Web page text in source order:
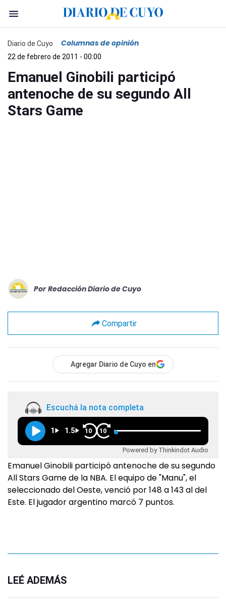
Diario de Cuyo Columnas de opinión
22 de febrero de 2011 - 00:00
Emanuel Ginobili participó
antenoche de su segundo All
Stars Game
Por Redacción Diario de Cuyo
Compartir
Agregar Diario de Cuyo en
Escuchá la nota completa
1 1.5 10 10
Powered by Thinkindot Audio
Emanuel Ginobili participó antenoche de su segundo
All Stars Game de la NBA. El equipo de "Manu", el
seleccionado del Oeste, venció por 148 a 143 al del
Este. El jugador argentino marcó 7 puntos.
LEÉ ADEMÁS